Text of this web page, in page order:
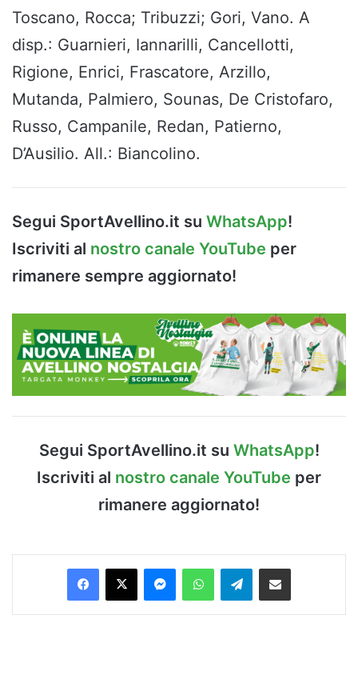
Toscano, Rocca; Tribuzzi; Gori, Vano. A
disp.: Guarnieri, Iannarilli, Cancellotti,
Rigione, Enrici, Frascatore, Arzillo,
Mutanda, Palmiero, Sounas, De Cristofaro,
Russo, Campanile, Redan, Patierno,
D’Ausilio. All.: Biancolino.
Segui SportAvellino.it su WhatsApp!
Iscriviti al nostro canale YouTube per
rimanere sempre aggiornato!
Segui SportAvellino.it su WhatsApp!
Iscriviti al nostro canale YouTube per
rimanere aggiornato!
Facebook
X MessengerWhatsAppTelegramCondividi via Email